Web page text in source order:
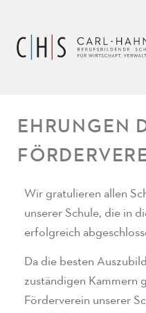
EHRUNGEN
Wir gratulieren allen
unserer Schule, die in
erfolgreich
Da die besten
zuständigen Kammern
Förderverein unserer